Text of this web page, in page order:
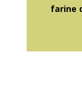
farine